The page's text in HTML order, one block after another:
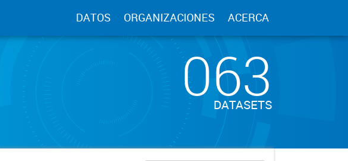
DATOS ORGANIZACIONES ACERCA
063
DATASETS